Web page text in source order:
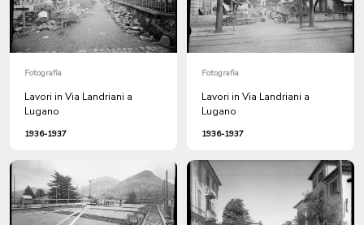
Fotografia
Lavori in Via Landriani a
Lugano
1936-1937
Fotografia
Lavori in Via Landriani a
Lugano
1936-1937